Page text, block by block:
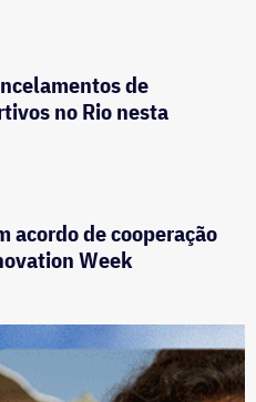
de
no Rio nesta
acordo de cooperação
Week